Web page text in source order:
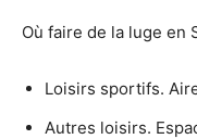
Où faire de la luge en
Loisirs sportifs.
Autres loisirs.